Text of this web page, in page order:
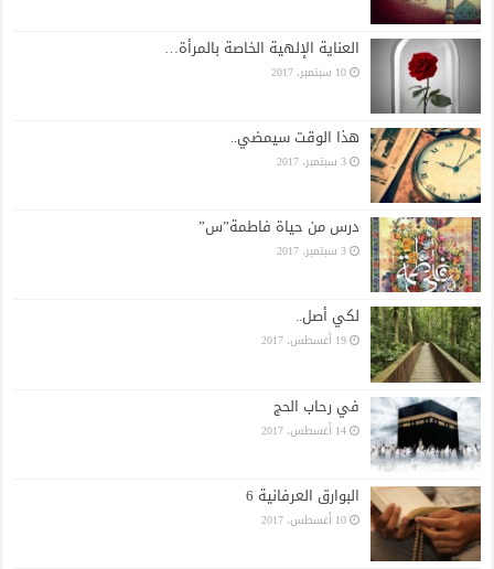
العناية الإلهية الخاصة بالمرأة…
10 سبتمبر، 2017
هذا الوقت سيمضي..
3 سبتمبر، 2017
درس من حياة فاطمة”س”
3 سبتمبر، 2017
لكي أصل..
19 أغسطس، 2017
في رحاب الحج
14 أغسطس، 2017
البوارق العرفانية 6
10 أغسطس، 2017